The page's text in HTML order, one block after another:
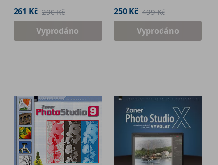
261 Kč 290 Kč
Vyprodáno
250 Kč 499 Kč
Vyprodáno